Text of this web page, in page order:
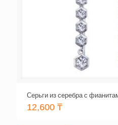
Серьги из серебра с
12,600 ₸